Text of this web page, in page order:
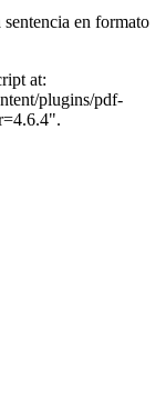
en formato
at:
plugins/pdf-